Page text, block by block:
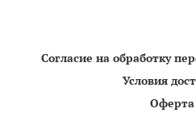
Согласие на обработку
Условия
Оферта